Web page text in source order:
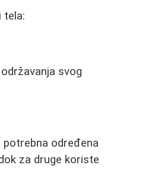
tela:
svog
potrebna određena
za druge koriste